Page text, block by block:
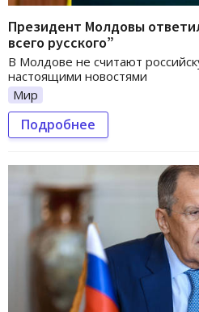
Президент Молдовы
всего русского”
В Молдове не считают
настоящими новостями
Мир
Подробнее